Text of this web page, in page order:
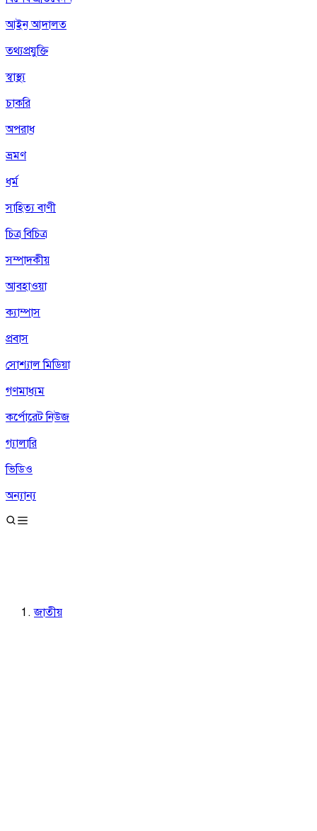
আইন আদালত
তথ্যপ্রযুক্তি
স্বাস্থ্য
চাকরি
অপরাধ
ভ্রমণ
ধর্ম
সাহিত্য বাণী
চিত্র বিচিত্র
সম্পাদকীয়
আবহাওয়া
ক্যাম্পাস
প্রবাস
সোশ্যাল মিডিয়া
গণমাধ্যম
কর্পোরেট নিউজ
গ্যালারি
ভিডিও
অন্যান্য
জাতীয়